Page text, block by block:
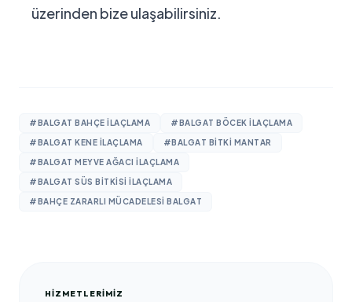
üzerinden bize ulaşabilirsiniz.
#BALGAT BAHÇE ILAÇLAMA #BALGAT BÖCEK ILAÇLAMA
#BALGAT KENE ILAÇLAMA #BALGAT BITKI MANTAR
#BALGAT MEYVE AĞACI ILAÇLAMA
#BALGAT SÜS BITKISI ILAÇLAMA
#BAHÇE ZARARLI MÜCADELESI BALGAT
HIZMETLERIMIZ